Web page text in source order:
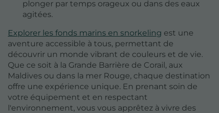
plonger par temps orageux ou dans des eaux
agitées.
Explorer les fonds marins en snorkeling est une
aventure accessible à tous, permettant de
découvrir un monde vibrant de couleurs et de vie.
Que ce soit à la Grande Barrière de Corail, aux
Maldives ou dans la mer Rouge, chaque destination
offre une expérience unique. En prenant soin de
votre équipement et en respectant
l'environnement, vous vous apprêtez à vivre des